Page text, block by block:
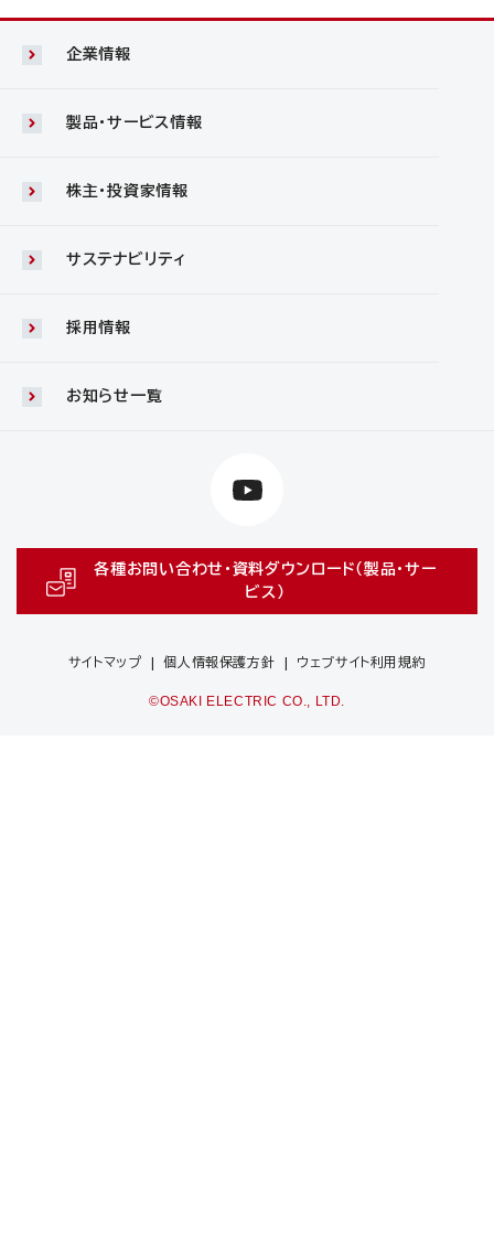
企業情報
製品・サービス情報
株主・投資家情報
サステナビリティ
採用情報
お知らせ一覧
各種お問い合わせ・資料ダウンロード（製品・サー
ビス）
サイトマップ 個人情報保護方針 ウェブサイト利用規約
©OSAKI ELECTRIC CO., LTD.